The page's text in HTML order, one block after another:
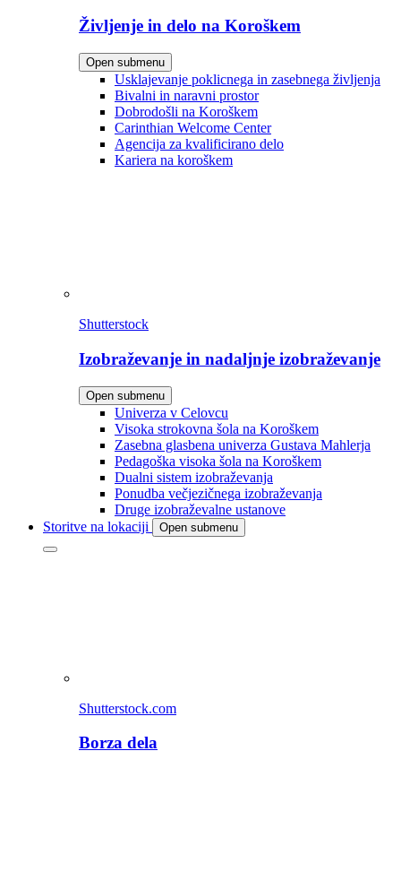
Življenje in delo na Koroškem
Open submenu
Usklajevanje poklicnega in zasebnega življenja
Bivalni in naravni prostor
Dobrodošli na Koroškem
Carinthian Welcome Center
Agencija za kvalificirano delo
Kariera na koroškem
Shutterstock
Izobraževanje in nadaljnje izobraževanje
Open submenu
Univerza v Celovcu
Visoka strokovna šola na Koroškem
Zasebna glasbena univerza Gustava Mahlerja
Pedagoška visoka šola na Koroškem
Dualni sistem izobraževanja
Ponudba večjezičnega izobraževanja
Druge izobraževalne ustanove
Storitve na lokaciji
Open submenu
Shutterstock.com
Borza dela